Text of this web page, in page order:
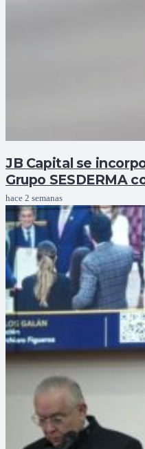
JB Capital se
Grupo SESDERMA
hace 2 semanas